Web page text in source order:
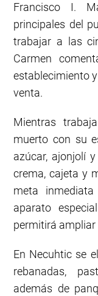
Francisco I.
principales del
trabajar a las
Carmen
establecimiento
venta.
Mientras
muerto con su
azúcar, ajonjolí
crema, cajeta y
meta
aparato
permitirá
En Necuhtic se
rebanadas,
además de